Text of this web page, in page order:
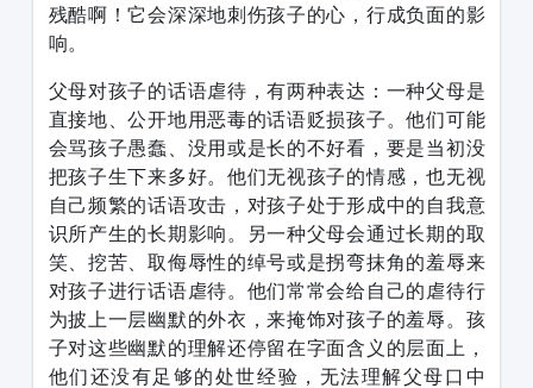
残酷啊！它会深深地刺伤孩子的心，行成负面的影
响。
父母对孩子的话语虐待，有两种表达：一种父母是
直接地、公开地用恶毒的话语贬损孩子。他们可能
会骂孩子愚蠢、没用或是长的不好看，要是当初没
把孩子生下来多好。他们无视孩子的情感，也无视
自己频繁的话语攻击，对孩子处于形成中的自我意
识所产生的长期影响。另一种父母会通过长期的取
笑、挖苦、取侮辱性的绰号或是拐弯抹角的羞辱来
对孩子进行话语虐待。他们常常会给自己的虐待行
为披上一层幽默的外衣，来掩饰对孩子的羞辱。孩
子对这些幽默的理解还停留在字面含义的层面上，
他们还没有足够的处世经验，无法理解父母口中